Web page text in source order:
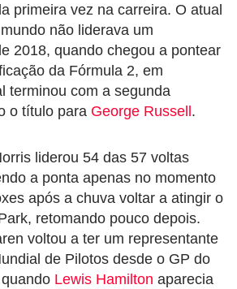
primeira vez na carreira. O atual
não liderava um
2018, quando chegou a pontear
da Fórmula 2, em
terminou com a segunda
o título para George Russell .
liderou 54 das 57 voltas
a ponta apenas no momento
após a chuva voltar a atingir o
retomando pouco depois.
voltou a ter um representante
de Pilotos desde o GP do
Lewis Hamilton aparecia